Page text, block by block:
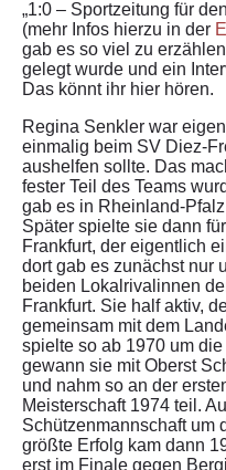
„1:0 – Sportzeitung für
(mehr Infos hierzu in der
gab es so viel zu
gelegt wurde und ein
Das könnt ihr hier hören.
Regina Senkler war
einmalig beim SV Diez-
aushelfen sollte. Das
fester Teil des Teams
gab es in Rheinland-
Später spielte sie dann
Frankfurt, der eigentlich
dort gab es zunächst nur
beiden Lokalrivalinnen
Frankfurt. Sie half aktiv,
gemeinsam mit dem
spielte so ab 1970 um
gewann sie mit Oberst
und nahm so an der
Meisterschaft 1974 teil.
Schützenmannschaft um
größte Erfolg kam dann
erst im Finale gegen